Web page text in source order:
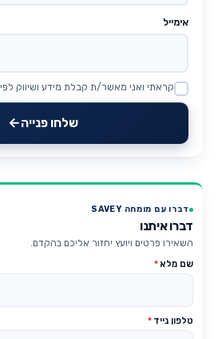
אימייל
Website
קראתי ואני מאשר/ת קבלת מידע ושיווק לפי
שלחו פנייה
דברו עם מומחה SAVEY
דברו איתנו
השאירו פרטים ויועץ יחזור אליכם בהקדם.
שם מלא*
טלפון נייד *